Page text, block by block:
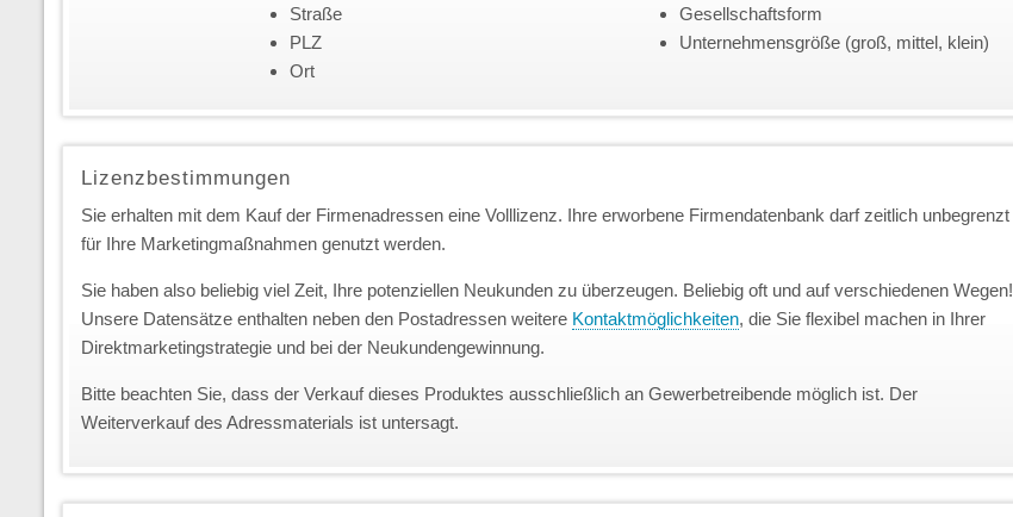
Straße
PLZ
Ort
Gesellschaftsform
Unternehmensgröße (groß, mittel, klein)
Lizenzbestimmungen
Sie erhalten mit dem Kauf der Firmenadressen eine Volllizenz. Ihre erworbene Firmendatenbank darf zeitlich unbegrenzt
für Ihre Marketingmaßnahmen genutzt werden.
Sie haben also beliebig viel Zeit, Ihre potenziellen Neukunden zu überzeugen. Beliebig oft und auf verschiedenen Wegen!
Unsere Datensätze enthalten neben den Postadressen weitere Kontaktmöglichkeiten, die Sie flexibel machen in Ihrer
Direktmarketingstrategie und bei der Neukundengewinnung.
Bitte beachten Sie, dass der Verkauf dieses Produktes ausschließlich an Gewerbetreibende möglich ist. Der
Weiterverkauf des Adressmaterials ist untersagt.